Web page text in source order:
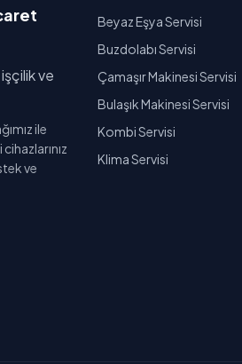
ve
ile
ve
Beyaz Eşya Servisi
Buzdolabı Servisi
Çamaşır Makinesi Servisi
Bulaşık Makinesi Servisi
Kombi Servisi
Klima Servisi